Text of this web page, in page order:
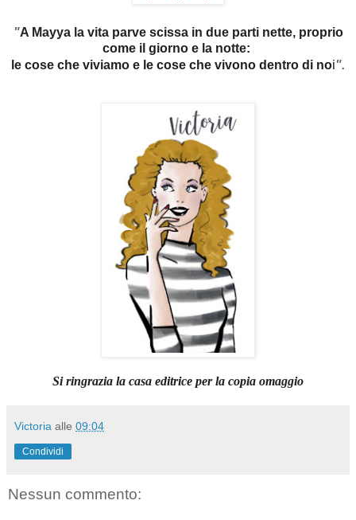
"A Mayya la vita parve scissa in due parti nette, proprio
come il giorno e la notte:
le cose che viviamo e le cose che vivono dentro di noi".
Si ringrazia la casa editrice per la copia omaggio
Victoria alle 09:04
Condividi
Nessun commento: